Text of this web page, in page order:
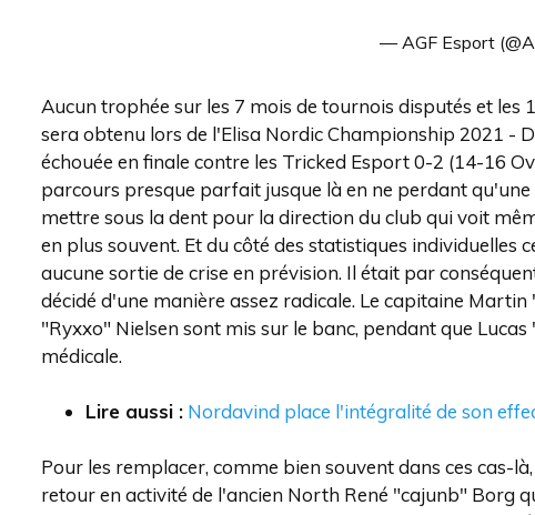
— AGF Esport
Aucun trophée sur les 7 mois de tournois disputés et
sera obtenu lors de l'Elisa Nordic Championship 2021 -
échouée en finale contre les Tricked Esport 0-2 (14-16
parcours presque parfait jusque là en ne perdant
mettre sous la dent pour la direction du club qui voit
en plus souvent. Et du côté des statistiques individuelles
aucune sortie de crise en prévision. Il était par
décidé d'une manière assez radicale. Le capitaine
"Ryxxo" Nielsen sont mis sur le banc, pendant que
médicale.
Lire aussi : Nordavind place l'intégralité de son
Pour les remplacer, comme bien souvent dans ces cas-
retour en activité de l'ancien North René "cajunb" Borg